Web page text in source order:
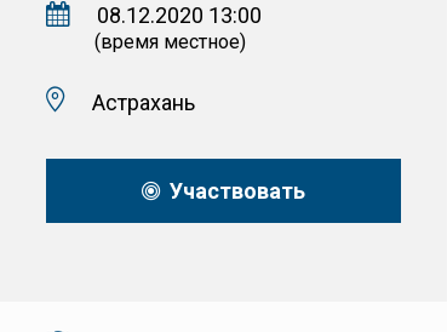
08.12.2020 13:00
(время местное)
Астрахань
Участвовать